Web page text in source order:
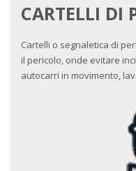
CARTELLI DI
Cartelli o segnaletica di
il pericolo, onde evitare
autocarri in movimento,